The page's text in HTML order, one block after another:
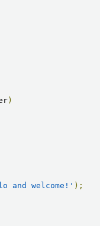
)
and welcome!' );